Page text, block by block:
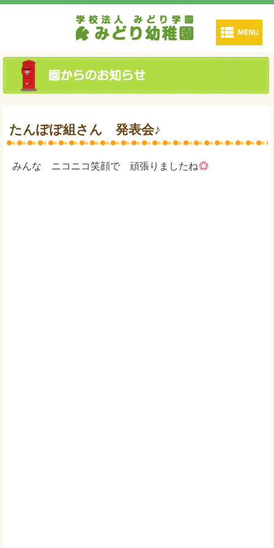
たんぽぽ組さん 発表会♪
みんな ニコニコ笑顔で 頑張りましたね